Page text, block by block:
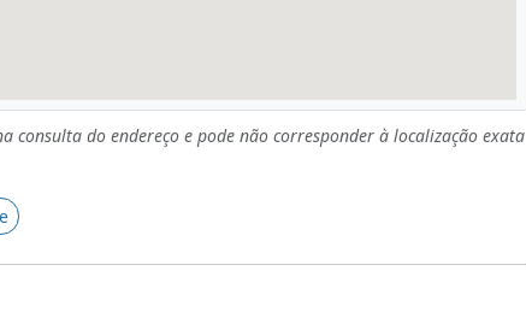
consulta do endereço e pode não corresponder à localização exata